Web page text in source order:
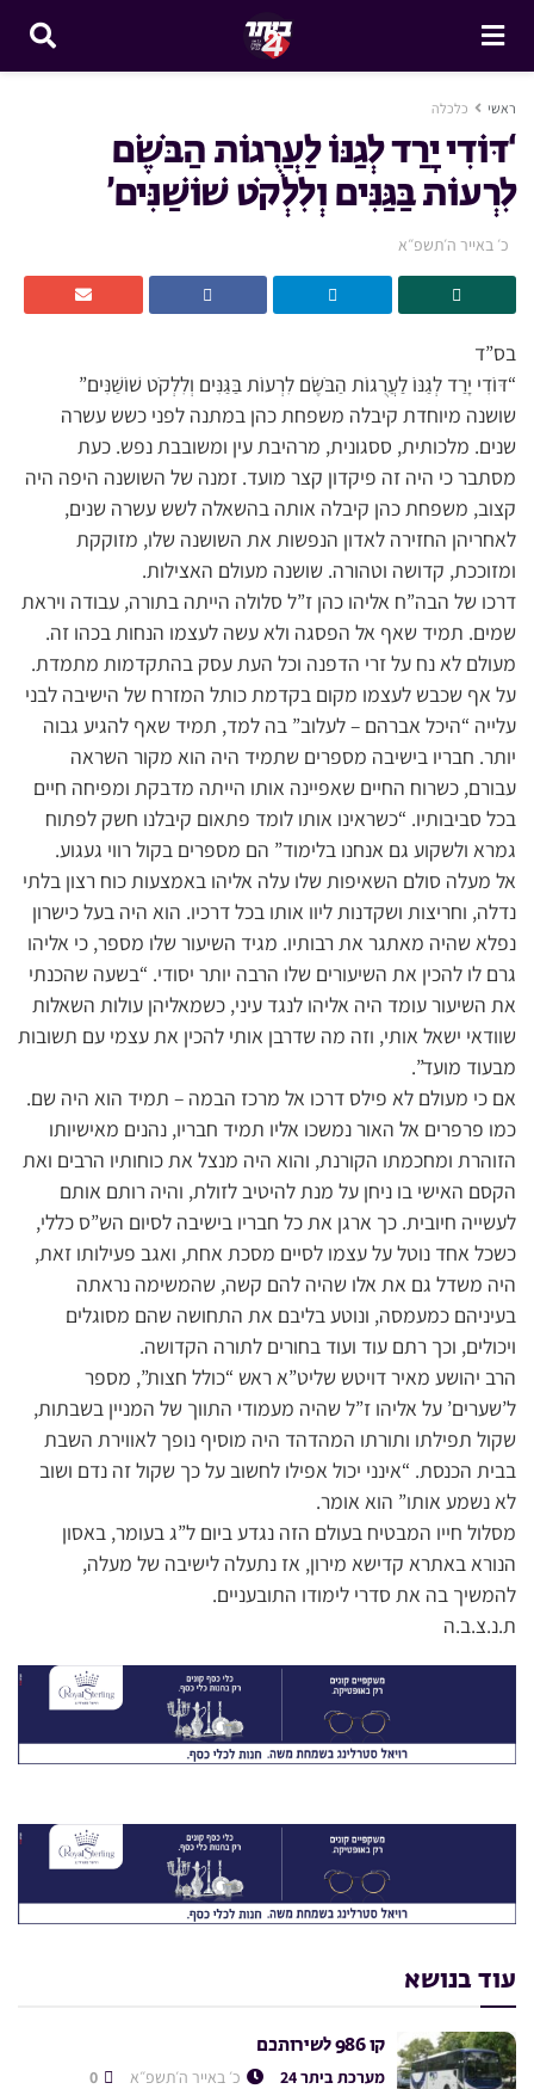
ראשי כלכלה
‘דּוֹדִי יָרַד לְגַנּוֹ לַעֲרֻגוֹת הַבֹּשֶׂם
לִרְעוֹת בַּגַּנִּים וְלִלְקֹט שׁוֹשַׁנִּים’
כ׳ באייר ה׳תשפ״א
בס”ד
“דּוֹדִי יָרַד לְגַנּוֹ לַעֲרֻגוֹת הַבֹּשֶׂם לִרְעוֹת בַּגַּנִּים וְלִלְקֹט שׁוֹשַׁנִּים”
שושנה מיוחדת קיבלה משפחת כהן במתנה לפני כשש עשרה
שנים. מלכותית, ססגונית, מרהיבת עין ומשובבת נפש. כעת
מסתבר כי היה זה פיקדון קצר מועד. זמנה של השושנה היפה היה
קצוב, משפחת כהן קיבלה אותה בהשאלה לשש עשרה שנים,
לאחריהן החזירה לאדון הנפשות את השושנה שלו, מזוקקת
ומזוככת, קדושה וטהורה. שושנה מעולם האצילות.
דרכו של הבה”ח אליהו כהן ז”ל סלולה הייתה בתורה, עבודה ויראת
שמים. תמיד שאף אל הפסגה ולא עשה לעצמו הנחות בכהו זה.
מעולם לא נח על זרי הדפנה וכל העת עסק בהתקדמות מתמדת.
על אף שכבש לעצמו מקום בקדמת כותל המזרח של הישיבה לבני
עלייה “היכל אברהם – לעלוב” בה למד, תמיד שאף להגיע גבוה
יותר. חבריו בישיבה מספרים שתמיד היה הוא מקור השראה
עבורם, כשרוח החיים שאפיינה אותו הייתה מדבקת ומפיחה חיים
בכל סביבותיו. “כשראינו אותו לומד פתאום קיבלנו חשק לפתוח
גמרא ולשקוע גם אנחנו בלימוד” הם מספרים בקול רווי געגוע.
אל מעלה סולם השאיפות שלו עלה אליהו באמצעות כוח רצון בלתי
נדלה, וחריצות ושקדנות ליוו אותו בכל דרכיו. הוא היה בעל כישרון
נפלא שהיה מאתגר את רבותיו. מגיד השיעור שלו מספר, כי אליהו
גרם לו להכין את השיעורים שלו הרבה יותר יסודי. “בשעה שהכנתי
את השיעור עומד היה אליהו לנגד עיני, כשמאליהן עולות השאלות
שוודאי ישאל אותי, וזה מה שדרבן אותי להכין את עצמי עם תשובות
מבעוד מועד”.
אם כי מעולם לא פילס דרכו אל מרכז הבמה – תמיד הוא היה שם.
כמו פרפרים אל האור נמשכו אליו תמיד חבריו, נהנים מאישיותו
הזוהרת ומחכמתו הקורנת, והוא היה מנצל את כוחותיו הרבים ואת
הקסם האישי בו ניחן על מנת להיטיב לזולת, והיה רותם אותם
לעשייה חיובית. כך ארגן את כל חבריו בישיבה לסיום הש”ס כללי,
כשכל אחד נוטל על עצמו לסיים מסכת אחת, ואגב פעילותו זאת,
היה משדל גם את אלו שהיה להם קשה, שהמשימה נראתה
בעיניהם כמעמסה, ונוטע בליבם את התחושה שהם מסוגלים
ויכולים, וכך רתם עוד ועוד בחורים לתורה הקדושה.
הרב יהושע מאיר דויטש שליט”א ראש “כולל חצות”, מספר
ל’שערים’ על אליהו ז”ל שהיה מעמודי התווך של המניין בשבתות,
שקול תפילתו ותורתו המהדהד היה מוסיף נופך לאווירת השבת
בבית הכנסת. “אינני יכול אפילו לחשוב על כך שקול זה נדם ושוב
לא נשמע אותו” הוא אומר.
מסלול חייו המבטיח בעולם הזה נגדע ביום ל”ג בעומר, באסון
הנורא באתרא קדישא מירון, אז נתעלה לישיבה של מעלה,
להמשיך בה את סדרי לימודו התובעניים.
ת.נ.צ.ב.ה
עוד בנושא
קו 986 לשירותכם
מערכת ביתר 24 כ׳ באייר ה׳תשפ״א